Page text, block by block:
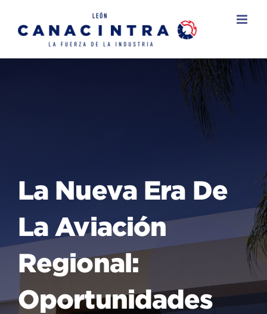
La Nueva Era De
La Aviación
Regional:
Oportunidades